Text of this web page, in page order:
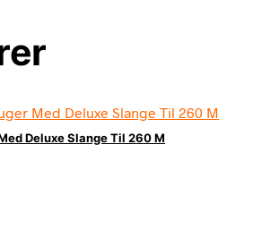
Deluxe Slange Til 260 M